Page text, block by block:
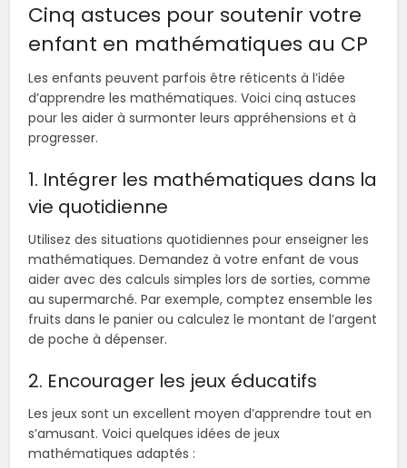
Cinq astuces pour soutenir votre
enfant en mathématiques au CP
Les enfants peuvent parfois être réticents à l’idée
d’apprendre les mathématiques. Voici cinq astuces
pour les aider à surmonter leurs appréhensions et à
progresser.
1. Intégrer les mathématiques dans la
vie quotidienne
Utilisez des situations quotidiennes pour enseigner les
mathématiques. Demandez à votre enfant de vous
aider avec des calculs simples lors de sorties, comme
au supermarché. Par exemple, comptez ensemble les
fruits dans le panier ou calculez le montant de l’argent
de poche à dépenser.
2. Encourager les jeux éducatifs
Les jeux sont un excellent moyen d’apprendre tout en
s’amusant. Voici quelques idées de jeux
mathématiques adaptés :